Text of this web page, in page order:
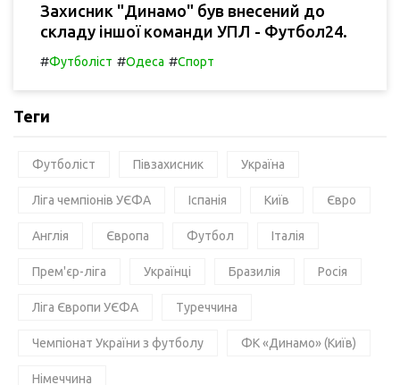
Захисник "Динамо" був внесений до
складу іншої команди УПЛ - Футбол24.
#Футболіст #Одеса #Спорт
Теги
Футболіст Півзахисник Україна
Ліга чемпіонів УЄФА Іспанія Київ Євро
Англія Європа Футбол Італія
Прем'єр-ліга Українці Бразилія Росія
Ліга Європи УЄФА Туреччина
Чемпіонат України з футболу ФК «Динамо» (Київ)
Німеччина